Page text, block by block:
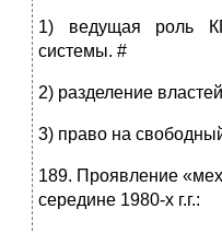
1) ведущая роль
системы. #
2) разделение
3) право на
189. Проявление
середине 1980-х г.г.: